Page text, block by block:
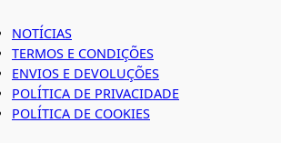
NOTÍCIAS
TERMOS E CONDIÇÕES
ENVIOS E DEVOLUÇÕES
POLÍTICA DE PRIVACIDADE
POLÍTICA DE COOKIES